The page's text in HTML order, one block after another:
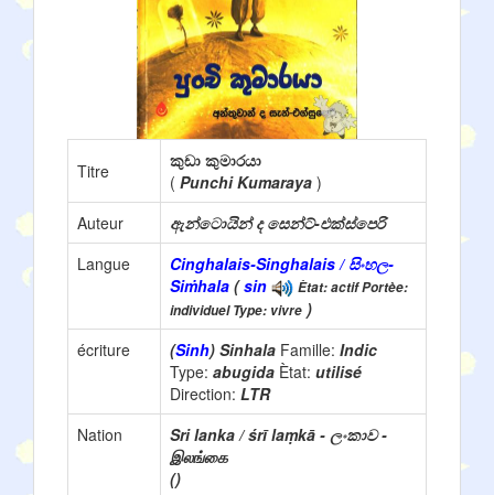
Titre
කුඩා කුමාරයා
( Punchi Kumaraya )
Auteur
ඇන්ටොයින් ද සෙන්ට්-එක්ස්පෙරි
Langue
Cinghalais-Singhalais / සිංහල-
Siṁhala (sin
Ètat: actif Portèe:
individuel Type: vivre )
écriture
(Sinh) Sinhala Famille: Indic
Type: abugida Ètat: utilisé
Direction: LTR
Nation
Sri lanka / śrī laṃkā - ලංකාව -
இலங்கை
()